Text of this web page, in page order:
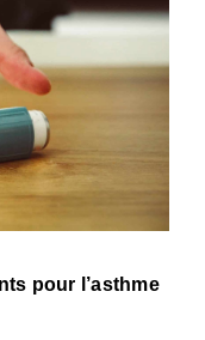
pour l’asthme